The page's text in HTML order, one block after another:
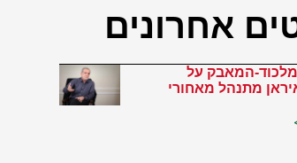
אחרונים
המאבק על
מתנהל מאחורי